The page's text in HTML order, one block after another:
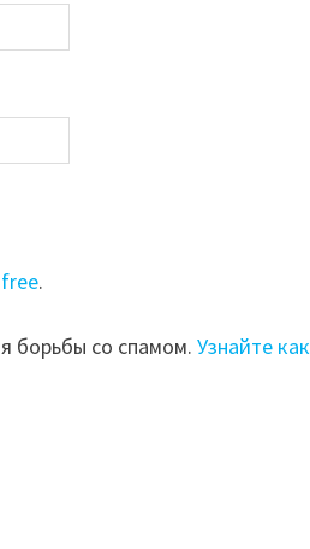
.
борьбы со спамом.Узнайте